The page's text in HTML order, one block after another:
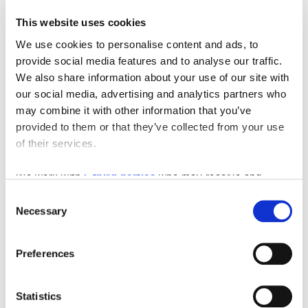
This website uses cookies
We use cookies to personalise content and ads, to
provide social media features and to analyse our traffic.
We also share information about your use of our site with
our social media, advertising and analytics partners who
may combine it with other information that you’ve
provided to them or that they’ve collected from your use
of their services.
We work with5 third partieswho may receive and
Selection
Necessary
Preferences
Statistics
Danas Stobreč predstavlja jedinstven spoj povijesti,
kulture i mediteranskog načina života. U staroj
jezgri mjesta i dalje su vidljivi ostaci tradicionalne
dalmatinske arhitekture, antičkih zidina i
ranokršćanskih građevina koje čine važan dio
kulturne baštine Splita i Dalmacije.
Uz bogatu povijest, Stobreč je danas poznat kao
mirna turistička destinacija u blizini Splita, idealna za
goste koji žele spojiti odmor uz more, istraživanje
Grčko razdoblje – Epétion
osnivaju naselje Epétion na području današnjeg
Rimsko razdoblje – Epetium